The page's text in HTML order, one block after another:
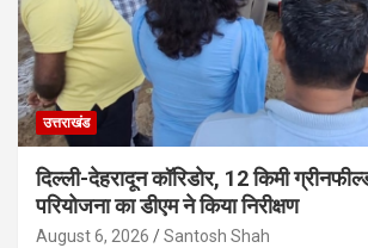
उत्तराखंड
दिल्ली-देहरादून कॉरिडोर, 12 किमी
परियोजना का डीएम ने किया निरीक्षण
August 6, 2026 Santosh Shah